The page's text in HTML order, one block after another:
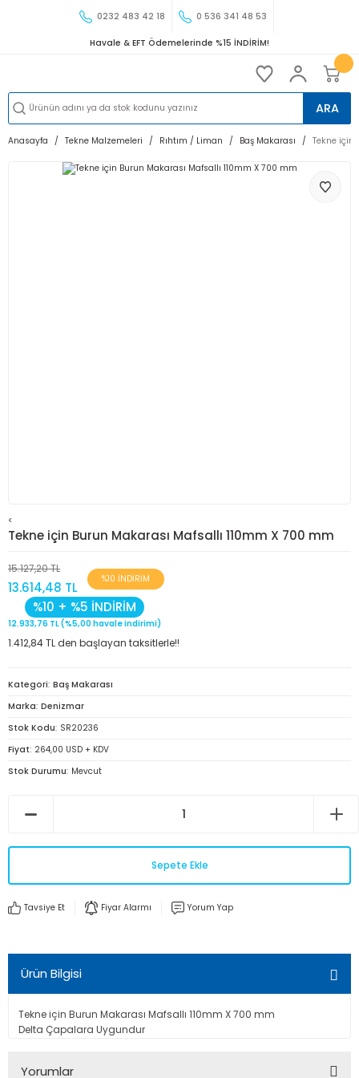
0232 483 42 18 0 536 341 48 53
Havale & EFT Ödemelerinde %15 İNDİRİM!
ARA
Anasayfa Tekne Malzemeleri Rıhtım / Liman Baş Makarası Tekne için
<
Tekne için Burun Makarası Mafsallı 110mm X 700 mm
15.127,20 TL
13.614,48 TL
%10 İNDİRİM
%10 + %5 İNDİRİM
12.933,76 TL (%5,00 havale indirimi)
1.412,84 TL den başlayan taksitlerle!!
Kategori Baş Makarası
Marka Denizmar
Stok Kodu SR20236
Fiyat 264,00 USD + KDV
Stok Durumu Mevcut
Sepete Ekle
Tavsiye Et Fiyar Alarmı Yorum Yap
Ürün Bilgisi
Tekne için Burun Makarası Mafsallı 110mm X 700 mm
Delta Çapalara Uygundur
Yorumlar